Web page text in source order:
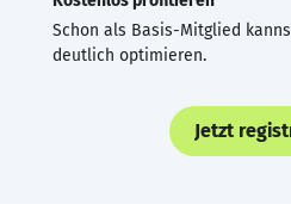
Schon als Basis-Mitglied
deutlich optimieren.
Jetzt